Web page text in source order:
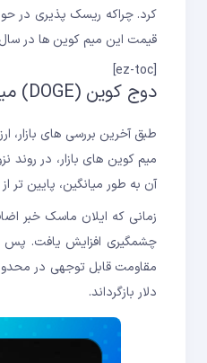
قیمت این میم کوین ها در سال 2023 داشته باشیم.
[ez-toc]
دوج کوین (DOGE) میم کوین محبوب بازار
طبق آخرین بررسی های بازار،
میم کوین های بازار، در
آن به طور میانگین، پایین تر از
زمانی که ایلان ماسک خبر
چشمگیری افزایش یافت. پس
دلار بازگرداند.